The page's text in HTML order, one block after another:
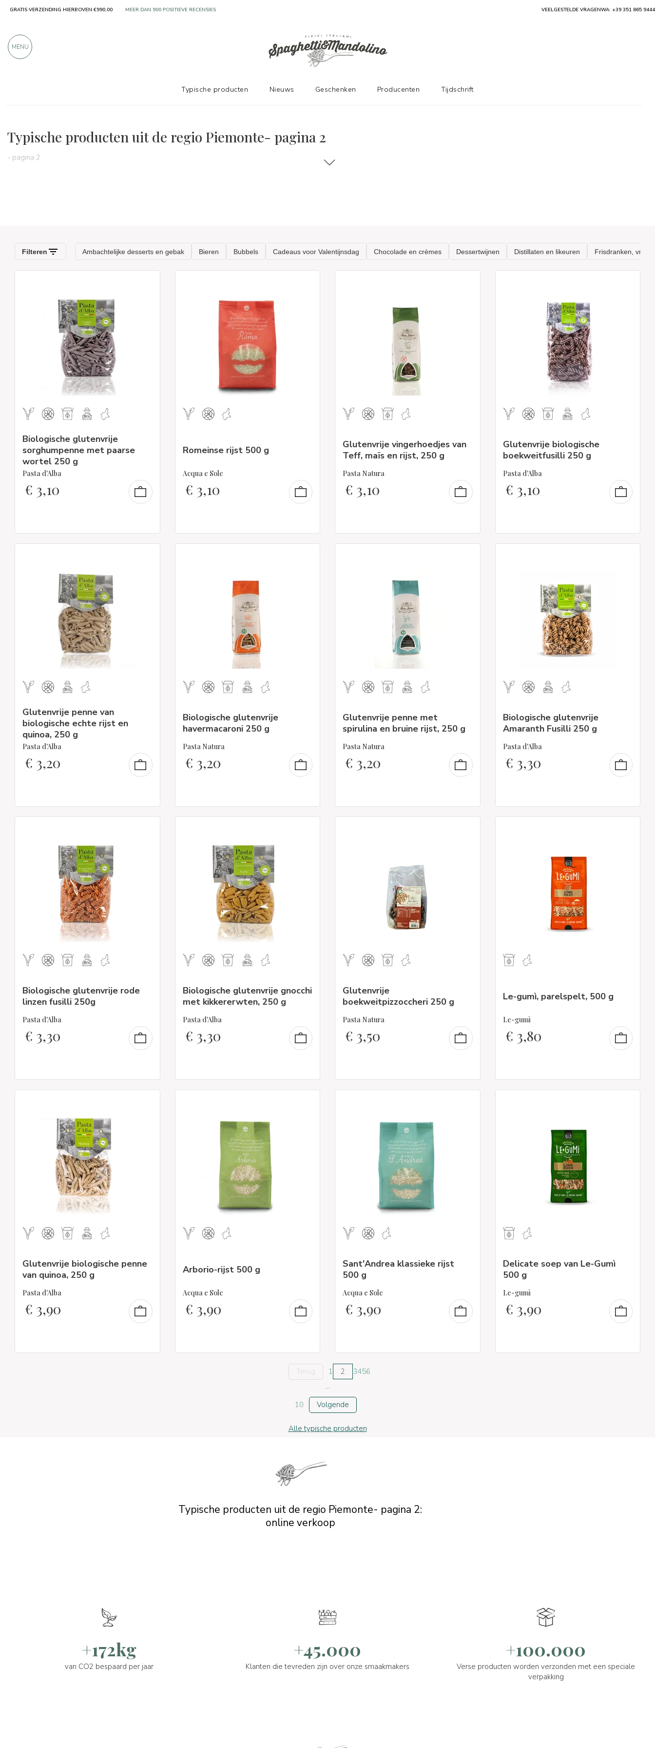
Typische producten uit de regio Piemonte- pagina 2
- pagina 2
Biologische glutenvrije
sorghumpenne met paarse
wortel 250 g
Pasta d'Alba
€ 3,10
Romeinse rijst 500 g
Acqua e Sole
€ 3,10
Glutenvrije vingerhoedjes van
Teff, maïs en rijst, 250 g
Pasta Natura
€ 3,10
Glutenvrije biologische
boekweitfusilli 250 g
Pasta d'Alba
€ 3,10
Glutenvrije penne van
biologische echte rijst en
quinoa, 250 g
Pasta d'Alba
€ 3,20
Biologische glutenvrije
havermacaroni 250 g
Pasta Natura
€ 3,20
Glutenvrije penne met
spirulina en bruine rijst, 250 g
Pasta Natura
€ 3,20
Biologische glutenvrije
Amaranth Fusilli 250 g
Pasta d'Alba
€ 3,30
Biologische glutenvrije rode
linzen fusilli 250g
Pasta d'Alba
€ 3,30
Biologische glutenvrije gnocchi
met kikkererwten, 250 g
Pasta d'Alba
€ 3,30
Glutenvrije
boekweitpizzoccheri 250 g
Pasta Natura
€ 3,50
Le-gumì, parelspelt, 500 g
Le-gumì
€ 3,80
Glutenvrije biologische penne
van quinoa, 250 g
Pasta d'Alba
€ 3,90
Arborio-rijst 500 g
Acqua e Sole
€ 3,90
Sant'Andrea klassieke rijst
500 g
Acqua e Sole
€ 3,90
Delicate soep van Le-Gumì
500 g
Le-gumì
€ 3,90
Terug 1 2 3456
...
10
Volgende
Alle typische producten
Typische producten uit de regio Piemonte- pagina 2:
online verkoop
+172kg
van CO2 bespaard per jaar
+45.000
Klanten die tevreden zijn over onze smaakmakers
+100.000
Verse producten worden verzonden met een speciale
verpakking
GRATIS VERZENDING HIERBOVEN €990,00 MEER DAN 900 POSITIEVE RECENSIES VEELGESTELDE VRAGENWA: +39 351 865 9444
MENU
Typische producten Nieuws Geschenken Producenten Tijdschrift